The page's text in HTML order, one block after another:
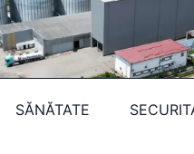
SĂNĂTATE